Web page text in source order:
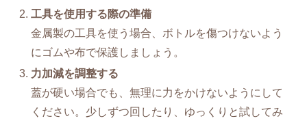
工具を使用する際の準備
金属製の工具を使う場合、ボトルを傷つけないよう
にゴムや布で保護しましょう。
力加減を調整する
蓋が硬い場合でも、無理に力をかけないようにして
ください。少しずつ回したり、ゆっくりと試してみ